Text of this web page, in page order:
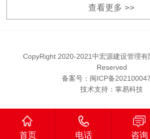
查看更多 >>
CopyRight 2020-2021中宏源建设管理有
Reserved
备案号： 闽ICP备
技术支持： 掌易科技
首页 电话 咨询